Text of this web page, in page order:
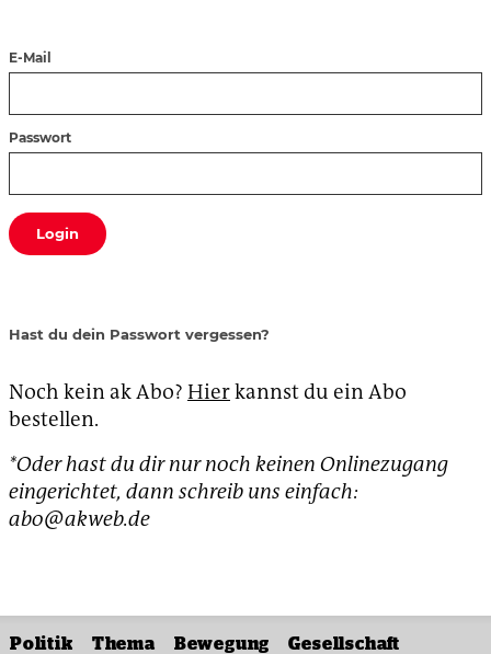
E-Mail
Passwort
Login
Hast du dein Passwort vergessen?
Noch kein ak Abo? Hierkannst du ein Abo
bestellen.
*Oder hast du dir nur noch keinen Onlinezugang
eingerichtet, dann schreib uns einfach:
abo@akweb.de
Politik Thema Bewegung Gesellschaft